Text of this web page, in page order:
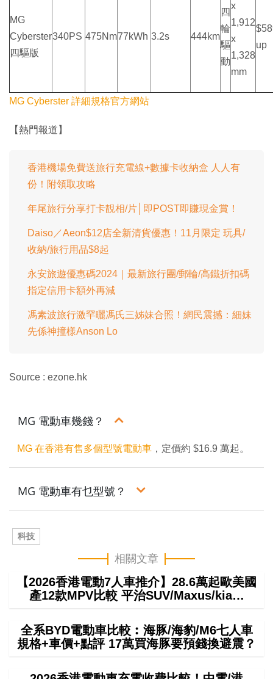
MG
Cyberster
四驅版
340PS 475Nm77kWh 3.2s 444km
四
輪
驅
動
x
1,912
x
1,328
mm
up
MG Cyberster 詳細規格官方網站
【熱門報道】
香港機場免費送旅行充電線+數據卡收納盒 人人有
份！附領取攻略
年尾旅行分享打卡靚相/片│即POST即賺現金賞！
Daiso／Aeon$12店全新清貨優惠！11月限定 玩具/
收納/旅行用品$8起
永安旅遊優惠碼2024｜最新旅行團/郵輪/高鐵折扣碼
指定信用卡額外再減
馮素波旅行激罕曬馮氏三姊妹合照！網民震撼：細妹
先係神撞樣Anson Lo
Source : ezone.hk
MG 電動車幾錢？
MG 在香港有售多個型號電動車，定價約 $16.9 萬起。
MG 電動車有乜型號？
科技
相關文章
【2026香港電動7人車推介】28.6萬起歐美國
產12款MPV比較 平治SUV/Maxus/kia…
全系BYD電動車比較︰海豚/海豹/M6七人車
規格+車價+點評 17萬買海豚要預錢換避震？